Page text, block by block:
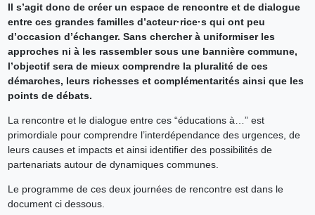
Il s’agit donc de créer un espace de rencontre et de dialogue
entre ces grandes familles d’acteur·rice·s qui ont peu
d’occasion d’échanger. Sans chercher à uniformiser les
approches ni à les rassembler sous une bannière commune,
l’objectif sera de mieux comprendre la pluralité de ces
démarches, leurs richesses et complémentarités ainsi que les
points de débats.
La rencontre et le dialogue entre ces “éducations à…” est
primordiale pour comprendre l’interdépendance des urgences, de
leurs causes et impacts et ainsi identifier des possibilités de
partenariats autour de dynamiques communes.
Le programme de ces deux journées de rencontre est dans le
document ci dessous.